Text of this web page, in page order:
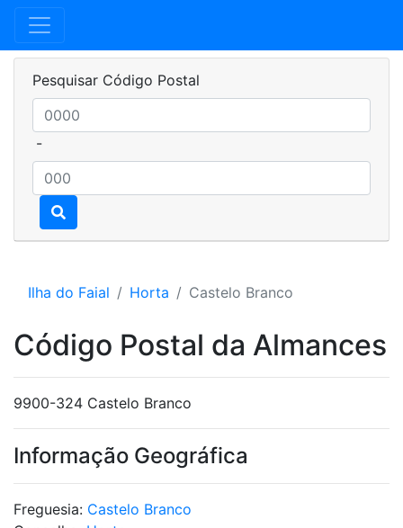
Pesquisar Código Postal
-
Ilha do Faial Horta Castelo Branco
Código Postal da Almances
9900-324 Castelo Branco
Informação Geográfica
Freguesia: Castelo Branco